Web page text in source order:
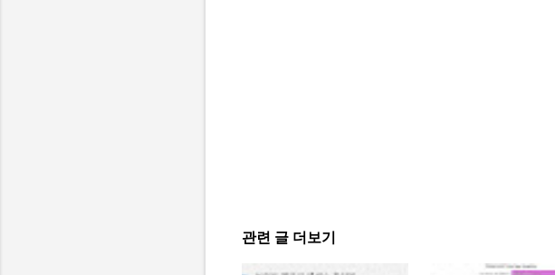
관련 글 더보기